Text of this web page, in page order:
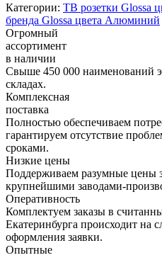
Категории: ТВ розетки Glossa
бренда Glossa цвета Алюминий
Огромный
ассортимент
в наличии
Свыше 450 000 наименований
складах.
Комплексная
поставка
Полностью обеспечиваем
гарантируем отсутствие
сроками.
Низкие цены
Поддерживаем разумные цены
крупнейшими заводами-
Оперативность
Комплектуем заказы в
Екатеринбурга происходит на
оформления заявки.
Опытные